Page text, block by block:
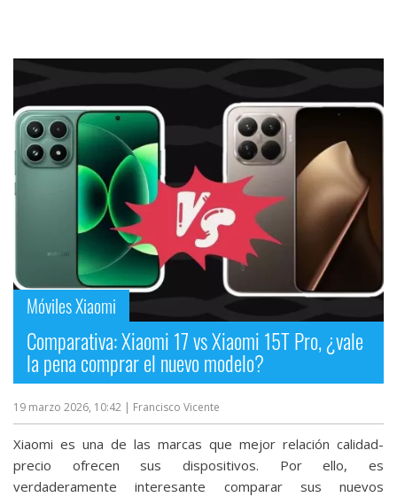
Móviles Xiaomi
Comparativa: Xiaomi 17 vs Xiaomi 15T Pro, ¿vale
la pena comprar el nuevo modelo?
19 marzo 2026, 10:42 | Francisco Vicente
Xiaomi es una de las marcas que mejor relación calidad-
precio ofrecen sus dispositivos. Por ello, es
verdaderamente interesante comparar sus nuevos